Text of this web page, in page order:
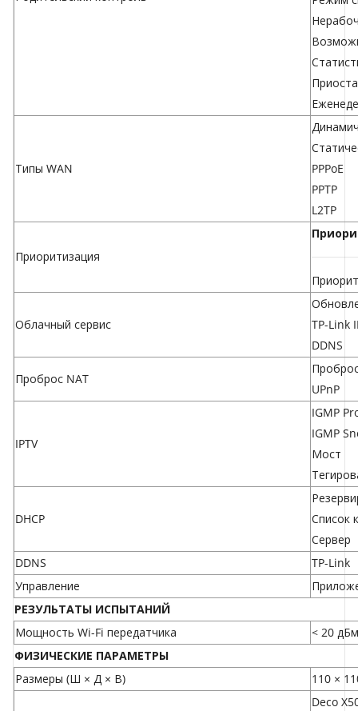
Типы WAN
PPPoE
PPTP
L2TP
Приоритизация
Облачный сервис
TP-Link
DDNS
Проброс NAT
UPnP
IPTV
IGMP
IGMP
Мост
DHCP
Список
Сервер
DDNS
TP-Link
Управление
РЕЗУЛЬТАТЫ ИСПЫТАНИЙ
Мощность Wi-Fi передатчика
< 20
ФИЗИЧЕСКИЕ ПАРАМЕТРЫ
Размеры (Ш × Д × В)
110 ×
Deco